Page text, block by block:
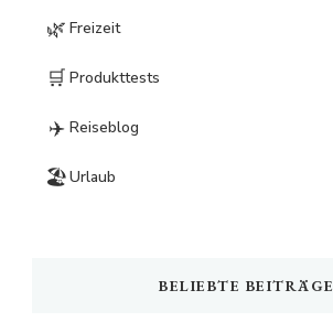
🌿 Freizeit
🛒 Produkttests
✈️ Reiseblog
🏖️Urlaub
BELIEBTE BEITRÄGE